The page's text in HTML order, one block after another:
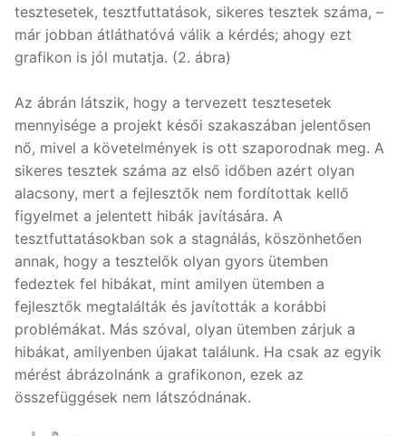
tesztesetek, tesztfuttatások, sikeres tesztek száma, –
már jobban átláthatóvá válik a kérdés; ahogy ezt
grafikon is jól mutatja. (2. ábra)
Az ábrán látszik, hogy a tervezett tesztesetek
mennyisége a projekt késői szakaszában jelentősen
nő, mivel a követelmények is ott szaporodnak meg. A
sikeres tesztek száma az első időben azért olyan
alacsony, mert a fejlesztők nem fordítottak kellő
figyelmet a jelentett hibák javítására. A
tesztfuttatásokban sok a stagnálás, köszönhetően
annak, hogy a tesztelők olyan gyors ütemben
fedeztek fel hibákat, mint amilyen ütemben a
fejlesztők megtalálták és javították a korábbi
problémákat. Más szóval, olyan ütemben zárjuk a
hibákat, amilyenben újakat találunk. Ha csak az egyik
mérést ábrázolnánk a grafikonon, ezek az
összefüggések nem látszódnának.